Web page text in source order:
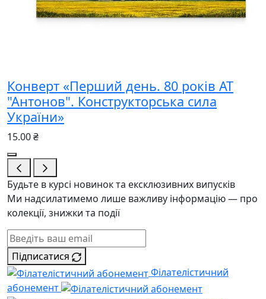
Конверт «Перший день. 80 років АТ
"Антонов". Конструкторська сила
України»
15.00 ₴
Будьте в курсі новинок та ексклюзивних випусків
Ми надсилатимемо лише важливу інформацію — про
колекції, знижки та події
Підписатися
Філателістичний
абонемент